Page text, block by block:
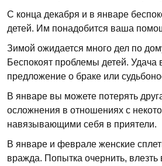
С конца декабря и в январе
детей. Им понадобится ваша
Зимой ожидается много дел по
Беспокоят проблемы детей. Удача
предложение о браке или
В январе вы можете потерять
осложнения в отношениях с
навязывающими себя в приятели.
В январе и феврале женские
вражда. Попытка очернить,